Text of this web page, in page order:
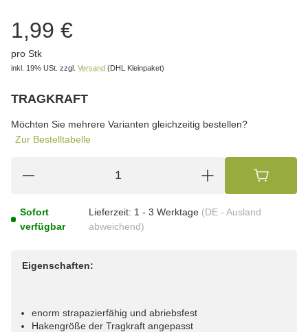
1,99 €
pro Stk
inkl. 19% USt. zzgl. Versand (DHL Kleinpaket)
TRAGKRAFT
Möchten Sie mehrere Varianten gleichzeitig bestellen?
Zur Bestelltabelle
Sofort
verfügbar
Lieferzeit: 1 - 3 Werktage (DE - Ausland
abweichend)
Eigenschaften:
enorm strapazierfähig und abriebsfest
Hakengröße der Tragkraft angepasst